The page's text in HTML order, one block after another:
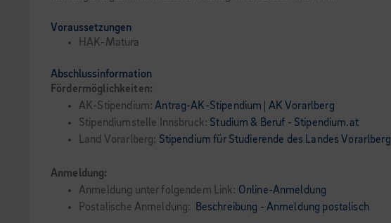
Voraussetzungen
HAK-Matura
Abschlussinformation
Fördermöglichkeiten:
AK-Stipendium:Antrag-AK-Stipendium | AK Vorarlberg
Stipendiumstelle Innsbruck: Studium & Beruf - Stipendium.at
Land Vorarlberg: Stipendium für Studierende des Landes Vorarlberg
Anmeldung:
Anmeldung unter folgendem Link: Online-Anmeldung
Postalische Anmeldung:
Beschreibung - Anmeldung postalisch